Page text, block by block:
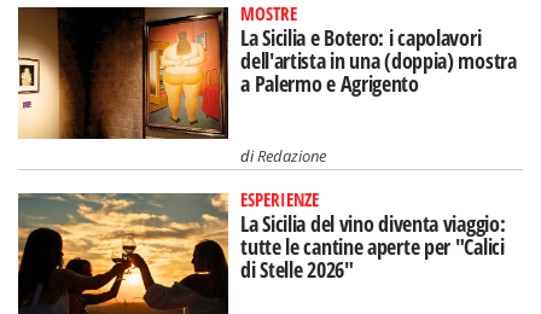
MOSTRE
La Sicilia e Botero: i capolavori
dell'artista in una (doppia) mostra
a Palermo e Agrigento
diRedazione
ESPERIENZE
La Sicilia del vino diventa viaggio:
tutte le cantine aperte per "Calici
di Stelle 2026"